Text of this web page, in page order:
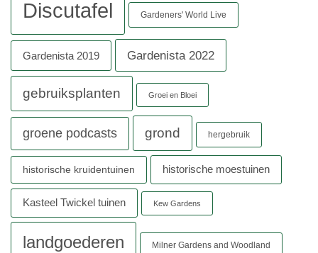
Discutafel Gardeners' World Live
Gardenista 2019 Gardenista 2022
gebruiksplanten Groei en Bloei
groene podcasts grond hergebruik
historische kruidentuinen historische moestuinen
Kasteel Twickel tuinen Kew Gardens
landgoederen Milner Gardens and Woodland